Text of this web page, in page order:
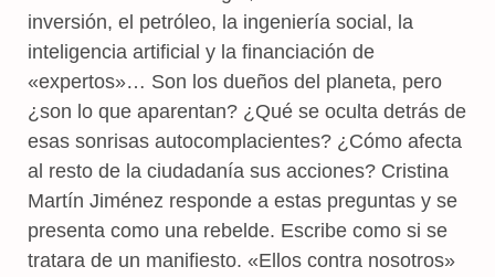
inversión, el petróleo, la ingeniería social, la
inteligencia artificial y la financiación de
«expertos»… Son los dueños del planeta, pero
¿son lo que aparentan? ¿Qué se oculta detrás de
esas sonrisas autocomplacientes? ¿Cómo afecta
al resto de la ciudadanía sus acciones? Cristina
Martín Jiménez responde a estas preguntas y se
presenta como una rebelde. Escribe como si se
tratara de un manifiesto. «Ellos contra nosotros»